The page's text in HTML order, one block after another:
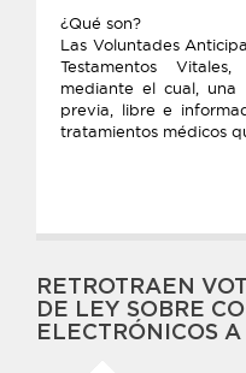
¿Qué son?
Las Voluntades
Testamentos
mediante el cual, una
previa, libre e
tratamientos médicos
RETROTRAEN
DE LEY SOBRE
ELECTRÓNICOS